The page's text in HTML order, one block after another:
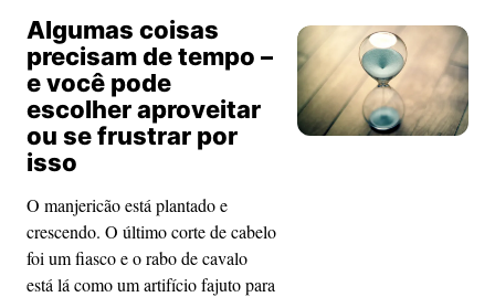
passaram
os
e
chegaram
Algumas coisas
precisam de tempo –
e você pode
escolher aproveitar
ou se frustrar por
isso
O manjericão está plantado e
crescendo. O último corte de cabelo
foi um fiasco e o rabo de cavalo
está lá como um artifício fajuto para